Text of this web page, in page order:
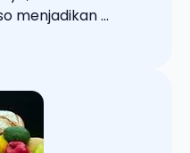
menjadikan ...